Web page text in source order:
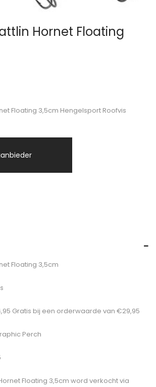
Hornet Floating
Floating 3,5cm Hengelsport Roofvis
Floating 3,5cm
Gratis bij een orderwaarde van €29,95
Perch
Floating 3,5cm word verkocht via